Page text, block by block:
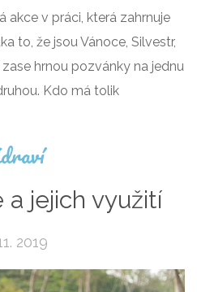
akce v práci, která zahrnuje
to, že jsou Vánoce, Silvestr,
hrnou pozvánky na jednu
Kdo má tolik
a jejich využití
2019